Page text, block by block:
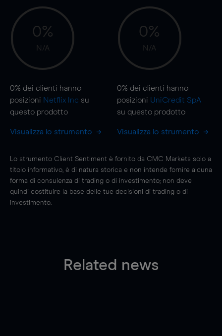
0%
N/A
0% dei clienti hanno
posizioni Netflix Inc su
questo prodotto
Visualizza lo strumento
0%
N/A
0% dei clienti hanno
posizioni UniCredit SpA
su questo prodotto
Visualizza lo strumento
Lo strumento Client Sentiment è fornito da CMC Markets solo a
titolo informativo, è di natura storica e non intende fornire alcuna
forma di consulenza di trading o di investimento; non deve
quindi costituire la base delle tue decisioni di trading o di
investimento.
Related news